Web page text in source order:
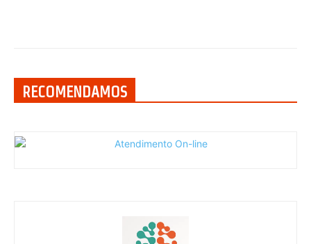
RECOMENDAMOS